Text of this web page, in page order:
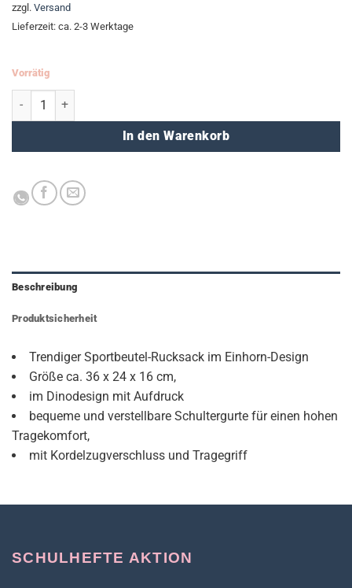
zzgl. Versand
Lieferzeit: ca. 2-3 Werktage
Vorrätig
Sportbeutel - Einhorn Menge
In den Warenkorb
Beschreibung
Produktsicherheit
Trendiger Sportbeutel-Rucksack im Einhorn-Design
Größe ca. 36 x 24 x 16 cm,
im Dinodesign mit Aufdruck
bequeme und verstellbare Schultergurte für einen hohen
Tragekomfort,
mit Kordelzugverschluss und Tragegriff
SCHULHEFTE AKTION